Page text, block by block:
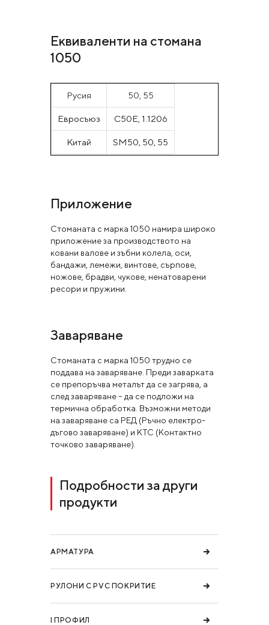
Еквиваленти на стомана
1050
Русия 50, 55
Евросъюз C50E, 1.1206
Китай SM50, 50, 55
Приложение
Стоманата с марка 1050 намира широко
приложение за производството на
ковани валове и зъбни колела, оси,
бандажи, лемежи, винтове, сърпове,
ножове, брадви, чукове, ненатоварени
ресори и пружини.
Заваряване
Стоманата с марка 1050 трудно се
поддава на заваряване. Преди заварката
се препоръчва металът да се загрява, а
след заваряване – да се подложи на
термична обработка. Възможни методи
на заваряване са РЕД (Ръчно електро-
дъгово заваряване) и КТС (Контактно
точково заваряване).
Подробности за други
продукти
АРМАТУРА
РУЛОНИ С PVC ПОКРИТИЕ
I ПРОФИЛ